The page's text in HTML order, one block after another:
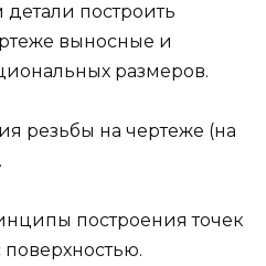
построить
выносные и
размеров.
резьбы на чертеже (на
построения точек